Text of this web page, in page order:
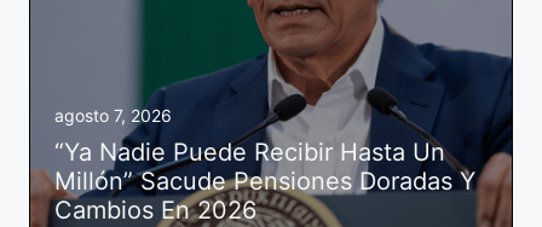
agosto 7, 2026
“Ya Nadie Puede Recibir Hasta Un
Millón” Sacude Pensiones Doradas Y
Cambios En 2026